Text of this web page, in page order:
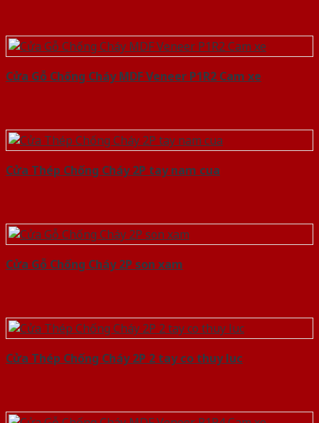
Cửa Gỗ Chống Cháy MDF Veneer P1R2 Cam xe
Cửa Thép Chống Cháy 2P tay nam cua
Cửa Gỗ Chống Cháy 2P son xam
Cửa Thép Chống Cháy 2P 2 tay co thuy luc